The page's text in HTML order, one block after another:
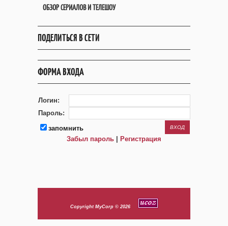
ОБЗОР СЕРИАЛОВ И ТЕЛЕШОУ
ПОДЕЛИТЬСЯ В СЕТИ
ФОРМА ВХОДА
Логин:
Пароль:
запомнить
Забыл пароль
Регистрация
Copyright MyCorp © 2026